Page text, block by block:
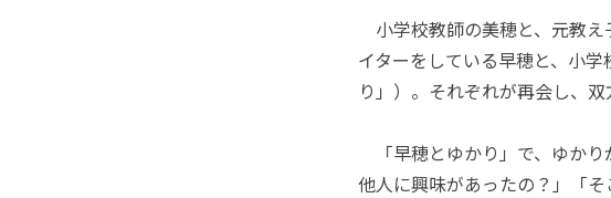
小学校教師の美穂と、元教え
イターをしている早穂と、小
り」）。それぞれが再会し、
「早穂とゆかり」で、ゆか
他人に興味があったの？」「